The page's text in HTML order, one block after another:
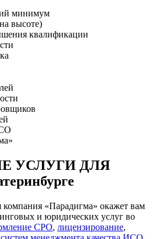
минимум
высоте)
квалификации
УСЛУГИ ДЛЯ
компания «Парадигма» окажет вам
и юридических услуг во
СРО, лицензирование,